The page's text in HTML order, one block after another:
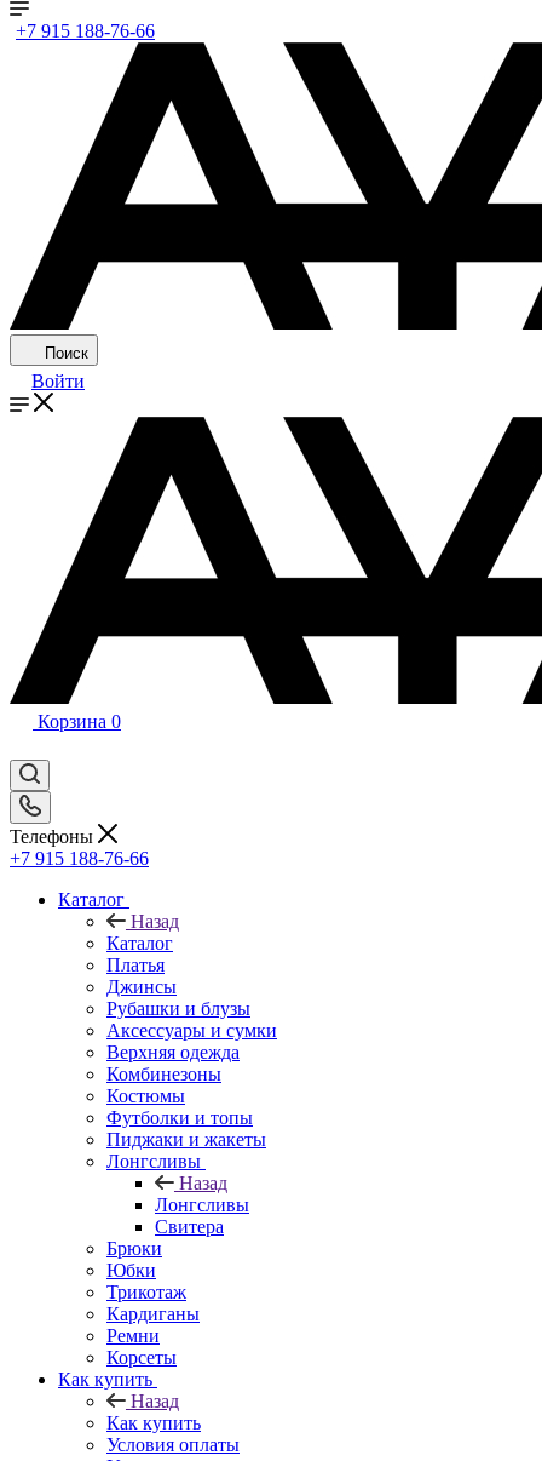
+7 915 188-76-66
Поиск
Войти
Корзина 0
Телефоны
+7 915 188-76-66
Каталог
Назад
Каталог
Платья
Джинсы
Рубашки и блузы
Аксессуары и сумки
Верхняя одежда
Комбинезоны
Костюмы
Футболки и топы
Пиджаки и жакеты
Лонгсливы
Назад
Лонгсливы
Свитера
Брюки
Юбки
Трикотаж
Кардиганы
Ремни
Корсеты
Как купить
Назад
Как купить
Условия оплаты